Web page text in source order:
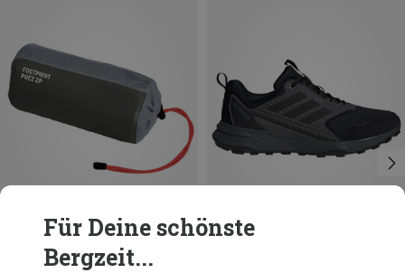
Du sparst 30%
Für Deine schönste
Bergzeit...